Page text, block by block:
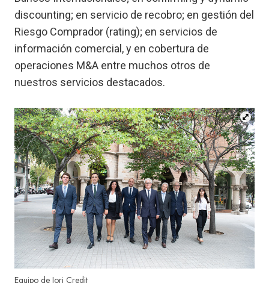
discounting; en servicio de recobro; en gestión del
Riesgo Comprador (rating); en servicios de
información comercial, y en cobertura de
operaciones M&A entre muchos otros de
nuestros servicios destacados.
Equipo de Jori Credit